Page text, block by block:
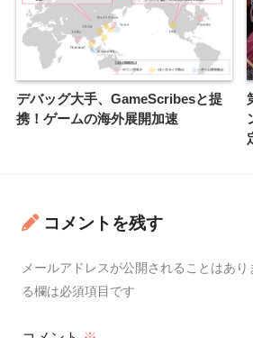
デバッグ大手、GameScribesと提
携！ゲームの海外展開加速
コメントを残す
メールアドレスが公開されることはあり
る欄は必須項目です